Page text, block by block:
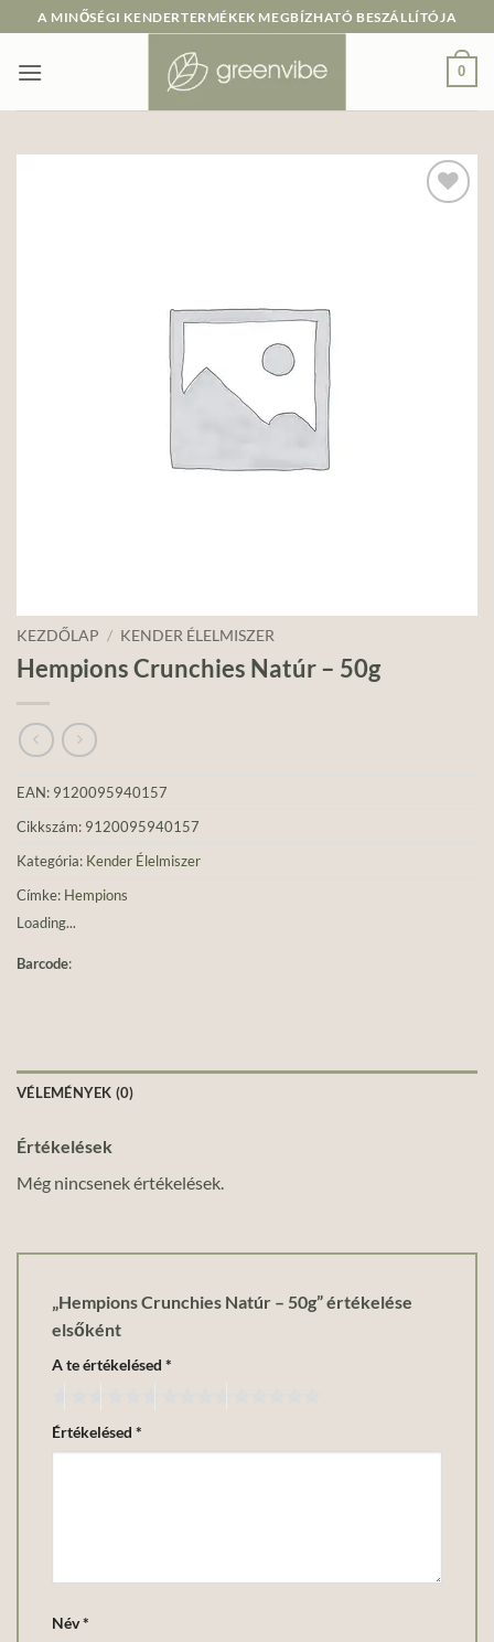
to
content
A MINŐSÉGI KENDERTERMÉKEK MEGBÍZHATÓ BESZÁLLÍTÓJA
0
KEZDŐLAP / KENDER ÉLELMISZER
Hempions Crunchies Natúr – 50g
EAN: 9120095940157
Cikkszám: 9120095940157
Kategória: Kender Élelmiszer
Címke: Hempions
Loading...
Barcode:
VÉLEMÉNYEK (0)
Értékelések
Még nincsenek értékelések.
„Hempions Crunchies Natúr – 50g” értékelése
elsőként
A te értékelésed *
Értékelésed *
Név*